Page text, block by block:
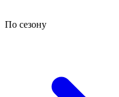
По сезону